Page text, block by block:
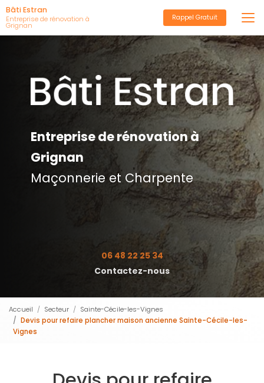
Aller
au
contenu
Bâti Estran
Entreprise de rénovation à
Grignan
Rappel Gratuit
Entreprise de rénovation à
Grignan
Maçonnerie et Charpente
06 48 22 25 34
Contactez-nous
Accueil Secteur
Sainte-Cécile-les-Vignes
Devis pour refaire plancher maison ancienne Sainte-Cécile-les-
Vignes